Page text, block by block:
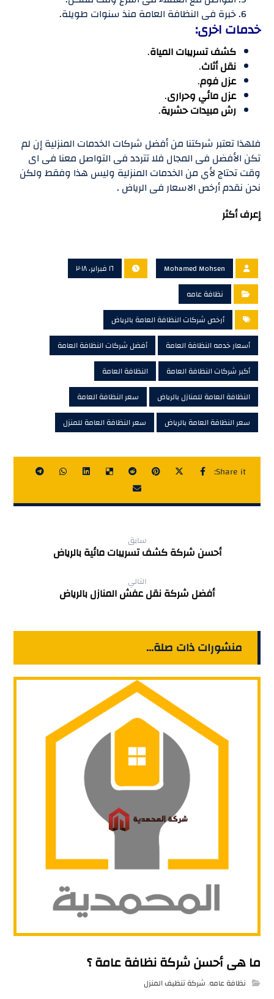
خبرة فى النظافة العامة منذ سنوات طويلة.
خدمات اخرى:
كشف تسريبات المياة.
نقل أثاث.
عزل فوم.
عزل مائي وحرارى.
رش مبيدات حشرية.
فلهذا تعتبر شركتنا من أفضل شركات الخدمات المنزلية إن لم
تكن الأفضل فى المجال فلا تتردد فى التواصل معنا فى اى
وقت تحتاج لأي من الخدمات المنزلية وليس هذا وفقط ولكن
نحن نقدم أرخص الاسعار فى الرياض .
إعرف أكثر
Mohamed Mohsen
١٦ فبراير، ٢٠١٨
نظافة عامه
أرخص شركات النظافة العامة بالرياض
أسعار خدمه النظافة العامة
أفضل شركات النظافة العامة
أكبر شركات النظافة العامة
النظافة العامة
النظافة العامة للمنازل بالرياض
سعر النظافة العامة
سعر النظافة العامة بالرياض
سعر النظافة العامة للمنزل
سابق
أحسن شركة كشف تسريبات مائية بالرياض
التالي
أفضل شركة نقل عفش المنازل بالرياض
منشورات ذات صلة...
ما هى أحسن شركة نظافة عامة ؟
نظافة عامه, شركة تنظيف المنزل